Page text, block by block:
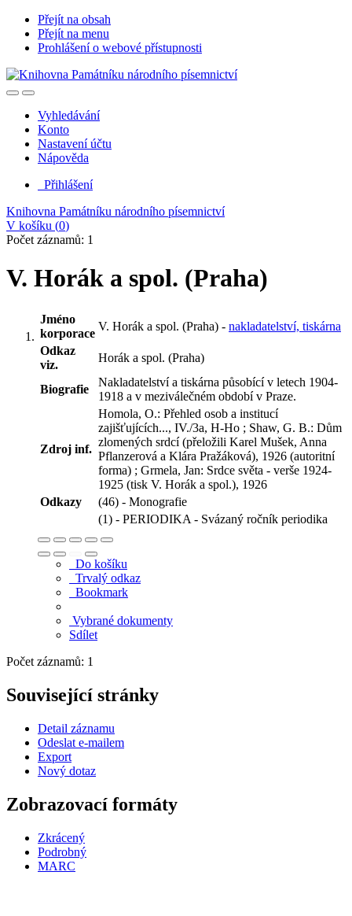
Přejít na obsah
Přejít na menu
Prohlášení o webové přístupnosti
Vyhledávání
Konto
Nastavení účtu
Nápověda
Přihlášení
Knihovna Památníku národního písemnictví
V košíku (0)
Počet záznamů: 1
V. Horák a spol. (Praha)
Jméno
korporace
V. Horák a spol. (Praha) - nakladatelství, tiskárna
Odkaz
viz.
Horák a spol. (Praha)
Biografie
Nakladatelství a tiskárna působící v letech 1904-
1918 a v meziválečném období v Praze.
Zdroj inf.
Homola, O.: Přehled osob a institucí
zajišťujících..., IV./3a, H-Ho ; Shaw, G. B.: Dům
zlomených srdcí (přeložili Karel Mušek, Anna
Pflanzerová a Klára Pražáková), 1926 (autoritní
forma) ; Grmela, Jan: Srdce světa - verše 1924-
1925 (tisk V. Horák a spol.), 1926
Odkazy
(46) - Monografie
(1) - PERIODIKA - Svázaný ročník periodika
Do košíku
Trvalý odkaz
Bookmark
Vybrané dokumenty
Sdílet
Počet záznamů: 1
Související stránky
Detail záznamu
Odeslat e-mailem
Export
Nový dotaz
Zobrazovací formáty
Zkrácený
Podrobný
MARC